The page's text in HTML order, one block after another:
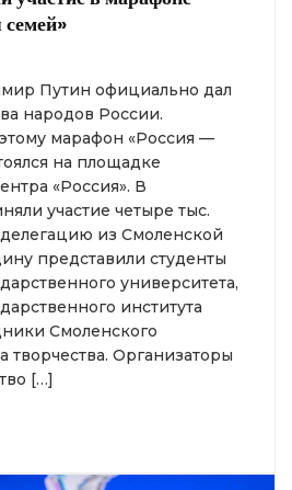
Путин официально дал
народов России.
марафон «Россия —
на площадке
«Россия». В
участие четыре тыс.
из Смоленской
представили студенты
университета,
института
Смоленского
творчества. Организаторы
[…]